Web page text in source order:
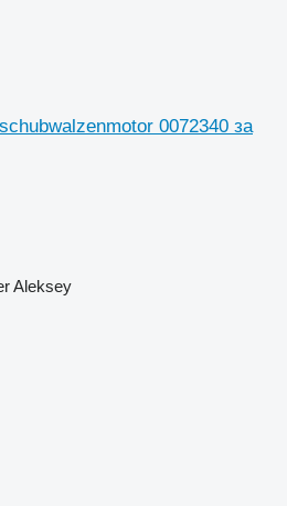
0072340 за
Aleksey